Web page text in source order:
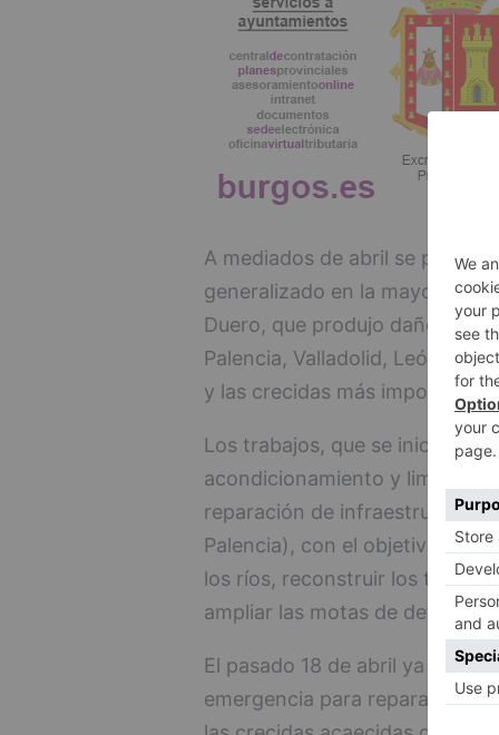
A mediados de abril se
generalizado en la mayoría de
Duero, que produjo daños,
Palencia, Valladolid, León y
y las crecidas más
Los trabajos, que se iniciaron
acondicionamiento y limpieza
reparación de infraestructuras,
Palencia), con el objetivo de
los ríos, reconstruir los taludes
ampliar las motas de defensa
El pasado 18 de abril ya fue
emergencia para reparar los